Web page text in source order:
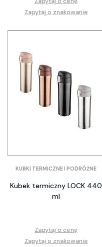
Zapytaj o znakowanie
KUBKI TERMICZNE I PODRÓŻNE
Kubek termiczny LOCK 440
ml
Zapytaj o cenę
Zapytaj o znakowanie